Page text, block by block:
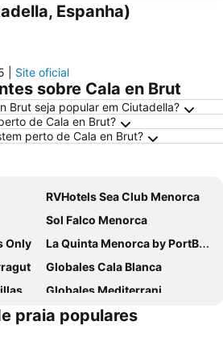
Espanha)
Site oficial
sobre Cala en Brut
Brut seja popular em Ciutadella?
de Cala en Brut?
perto de Cala en Brut?
RVHotels Sea Club Menorca
Sol Falco Menorca
Only
La Quinta Menorca by PortBlue Boutique - Adults Only
Globales Cala Blanca
Globales Mediterrani
Only
Globales Cala'n Bosch
praia populares